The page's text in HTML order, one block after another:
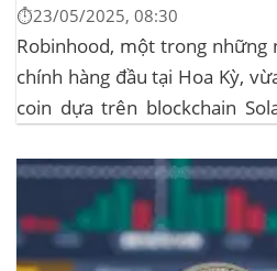
⏱️23/05/2025, 08:30
Robinhood, một trong những
chính hàng đầu tại Hoa Kỳ,
coin dựa trên blockchain
mẽ cho cả hai đồng tiền số,